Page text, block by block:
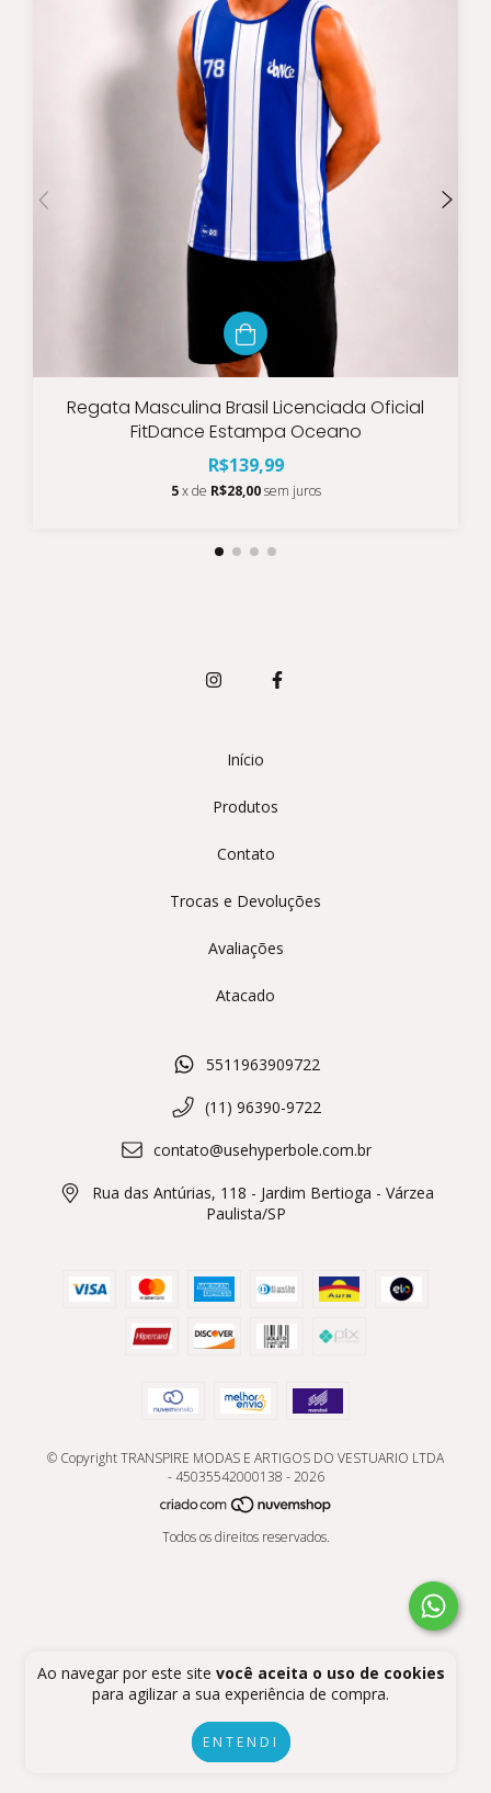
Ao navegar por este site você aceita o uso de cookies
para agilizar a sua experiência de compra.
ENTENDI
Regata Masculina Brasil Licenciada Oficial
FitDance Estampa Oceano
R$139,99
5 x de R$28,00 sem juros
Início
Produtos
Contato
Trocas e Devoluções
Avaliações
Atacado
5511963909722
(11) 96390-9722
contato@usehyperbole.com.br
Rua das Antúrias, 118 - Jardim Bertioga - Várzea
Paulista/SP
© Copyright TRANSPIRE MODAS E ARTIGOS DO VESTUARIO LTDA
- 45035542000138 - 2026
Todos os direitos reservados.